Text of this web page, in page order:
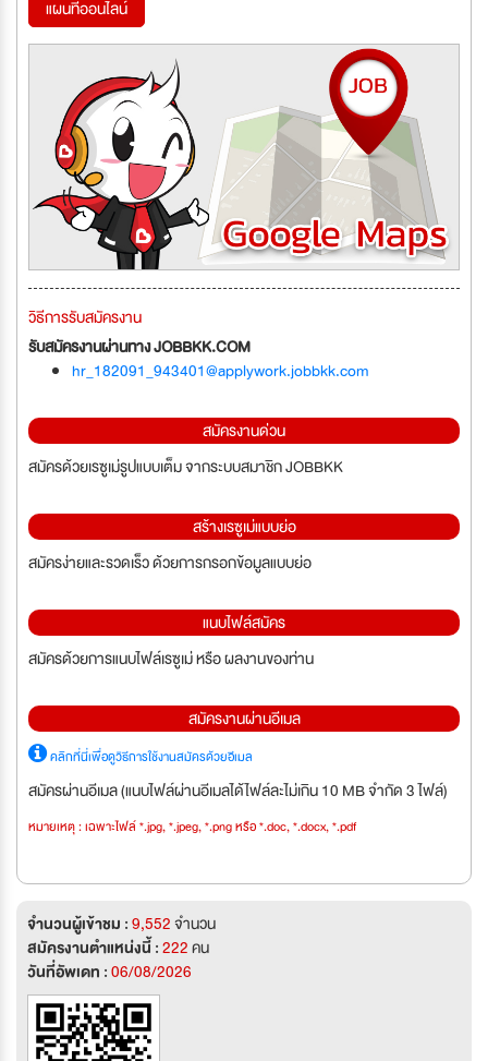
แผนที่ออนไลน์
วิธีการรับสมัครงาน
รับสมัครงานผ่านทาง JOBBKK.COM
hr_182091_943401@applywork.jobbkk.com
สมัครงานด่วน
สมัครด้วยเรซูเม่รูปแบบเต็ม จากระบบสมาชิก JOBBKK
สร้างเรซูเม่แบบย่อ
สมัครง่ายและรวดเร็ว ด้วยการกรอกข้อมูลแบบย่อ
แนบไฟล์สมัคร
สมัครด้วยการแนบไฟล์เรซูเม่ หรือ ผลงานของท่าน
สมัครงานผ่านอีเมล
คลิกที่นี่เพื่อดูวิธีการใช้งานสมัครด้วยอีเมล
สมัครผ่านอีเมล (แนบไฟล์ผ่านอีเมลได้ไฟล์ละไม่เกิน 10 MB จำกัด 3 ไฟล์)
หมายเหตุ : เฉพาะไฟล์ *.jpg, *.jpeg, *.png หรือ *.doc, *.docx, *.pdf
จำนวนผู้เข้าชม :9,552จำนวน
สมัครงานตำแหน่งนี้ :222คน
วันที่อัพเดท :06/08/2026